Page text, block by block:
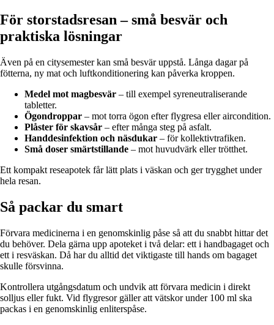
För storstadsresan – små besvär och
praktiska lösningar
Även på en citysemester kan små besvär uppstå. Långa dagar på
fötterna, ny mat och luftkonditionering kan påverka kroppen.
Medel mot magbesvär – till exempel syreneutraliserande
tabletter.
Ögondroppar – mot torra ögon efter flygresa eller aircondition.
Plåster för skavsår – efter många steg på asfalt.
Handdesinfektion och näsdukar – för kollektivtrafiken.
Små doser smärtstillande – mot huvudvärk eller trötthet.
Ett kompakt reseapotek får lätt plats i väskan och ger trygghet under
hela resan.
Så packar du smart
Förvara medicinerna i en genomskinlig påse så att du snabbt hittar det
du behöver. Dela gärna upp apoteket i två delar: ett i handbagaget och
ett i resväskan. Då har du alltid det viktigaste till hands om bagaget
skulle försvinna.
Kontrollera utgångsdatum och undvik att förvara medicin i direkt
solljus eller fukt. Vid flygresor gäller att vätskor under 100 ml ska
packas i en genomskinlig enliterspåse.